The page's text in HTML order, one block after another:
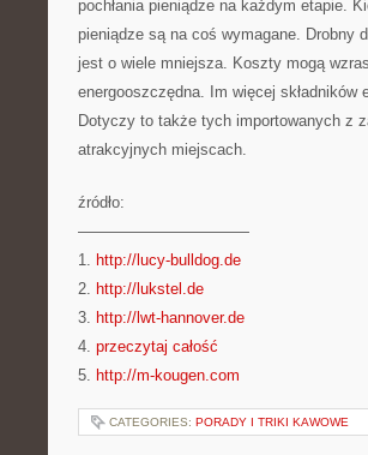
pochłania pieniądze na każdym etapie.
pieniądze są na coś wymagane. Drobny
jest o wiele mniejsza. Koszty mogą
energooszczędna. Im więcej
Dotyczy to także tych importowanych z
atrakcyjnych miejscach.
źródło:
———————————
1. http://lucy-bulldog.de
2. http://lukstel.de
3. http://lwt-hannover.de
4. przeczytaj całość
5. http://m-kougen.com
CATEGORIES: PORADY I TRIKI KAWOWE